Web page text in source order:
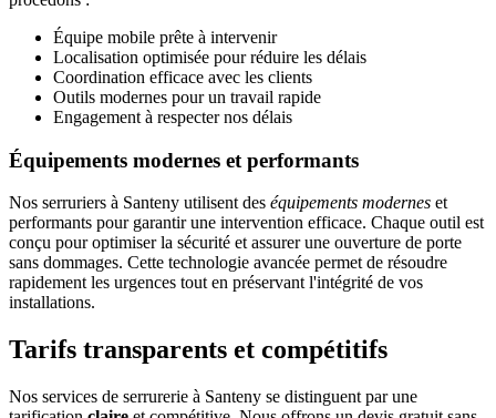
Équipe mobile prête à intervenir
Localisation optimisée pour réduire les délais
Coordination efficace avec les clients
Outils modernes pour un travail rapide
Engagement à respecter nos délais
Équipements modernes et performants
Nos serruriers à Santeny utilisent des équipements modernes et
performants pour garantir une intervention efficace. Chaque outil est
conçu pour optimiser la sécurité et assurer une ouverture de porte
sans dommages. Cette technologie avancée permet de résoudre
rapidement les urgences tout en préservant l'intégrité de vos
installations.
Tarifs transparents et compétitifs
Nos services de serrurerie à Santeny se distinguent par une